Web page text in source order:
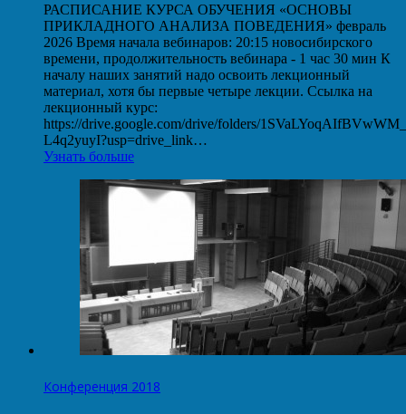
РАСПИСАНИЕ КУРСА ОБУЧЕНИЯ «ОСНОВЫ
ПРИКЛАДНОГО АНАЛИЗА ПОВЕДЕНИЯ» февраль
2026 Время начала вебинаров: 20:15 новосибирского
времени, продолжительность вебинара - 1 час 30 мин К
началу наших занятий надо освоить лекционный
материал, хотя бы первые четыре лекции. Ссылка на
лекционный курс:
https://drive.google.com/drive/folders/
L4q2yuyI?usp=drive_link…
Узнать больше
Конференция 2018